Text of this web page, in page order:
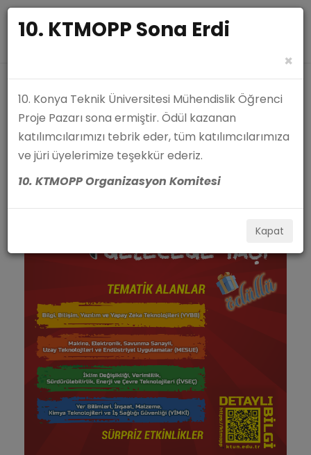
10. KTMOPP Sona Erdi
×
10. Konya Teknik Üniversitesi Mühendislik Öğrenci
Proje Pazarı sona ermiştir. Ödül kazanan
katılımcılarımızı tebrik eder, tüm katılımcılarımıza
ve jüri üyelerimize teşekkür ederiz.
10. KTMOPP Organizasyon Komitesi
Kapat